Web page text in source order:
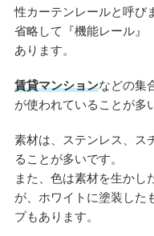
性カーテンレールと呼び
省略して『機能レール』
あります。
賃貸マンションなどの集
が使われていることが多
素材は、ステンレス、ス
ることが多いです。
また、色は素材を生かし
が、ホワイトに塗装した
プもあります。